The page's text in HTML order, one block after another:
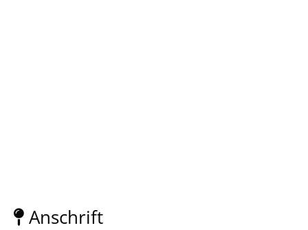
Anschrift